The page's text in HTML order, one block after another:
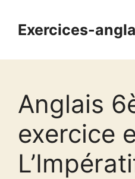
contenuExercices-
Anglais
exercice